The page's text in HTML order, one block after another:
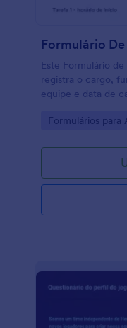
Este Formulário
registra o cargo,
equipe e data de
materiais usado e
de
acompanhar o
pode personalizar
de Formulários
serviços e
imediatamente.
Go to Category:
Formulários